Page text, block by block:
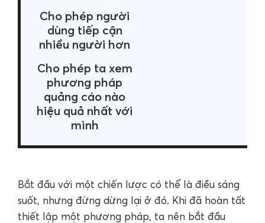
Cho phép người
dùng tiếp cận
nhiều người hơn
Cho phép ta xem
phương pháp
quảng cáo nào
hiệu quả nhất với
mình
Bắt đầu với một chiến lược có thể là điều sáng
suốt, nhưng đừng dừng lại ở đó. Khi đã hoàn tất
thiết lập một phương pháp, ta nên bắt đầu